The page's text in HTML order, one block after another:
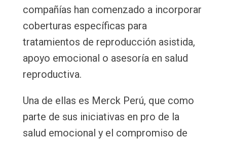
compañías han comenzado a incorporar
coberturas específicas para
tratamientos de reproducción asistida,
apoyo emocional o asesoría en salud
reproductiva.
Una de ellas es Merck Perú, que como
parte de sus iniciativas en pro de la
salud emocional y el compromiso de